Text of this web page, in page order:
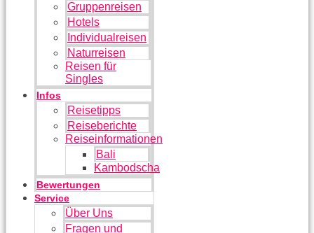
Gruppenreisen
Hotels
Individualreisen
Naturreisen
Reisen für
Singles
Infos
Reisetipps
Reiseberichte
Reiseinformationen
Bali
Kambodscha
Bewertungen
Service
Über Uns
Fragen und